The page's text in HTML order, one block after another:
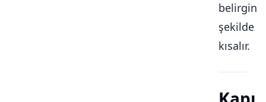
belirgin
şekilde
kısalır.